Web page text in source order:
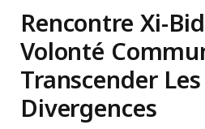
Rencontre Xi-
Volonté
Transcender Les
Divergences